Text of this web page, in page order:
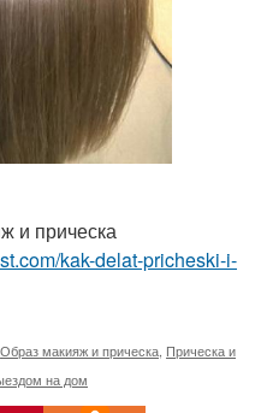
и прическа
kak-delat-pricheski-i-
Образ макияж и прическа Прическа и
на дом